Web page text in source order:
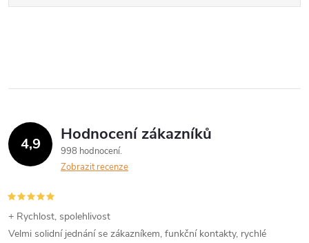
4,9 Hodnocení zákazníků
998 hodnocení
Zobrazit recenze
+ Rychlost, spolehlivost
Velmi solidní jednání se zákazníkem, funkční kontakty, rychlé